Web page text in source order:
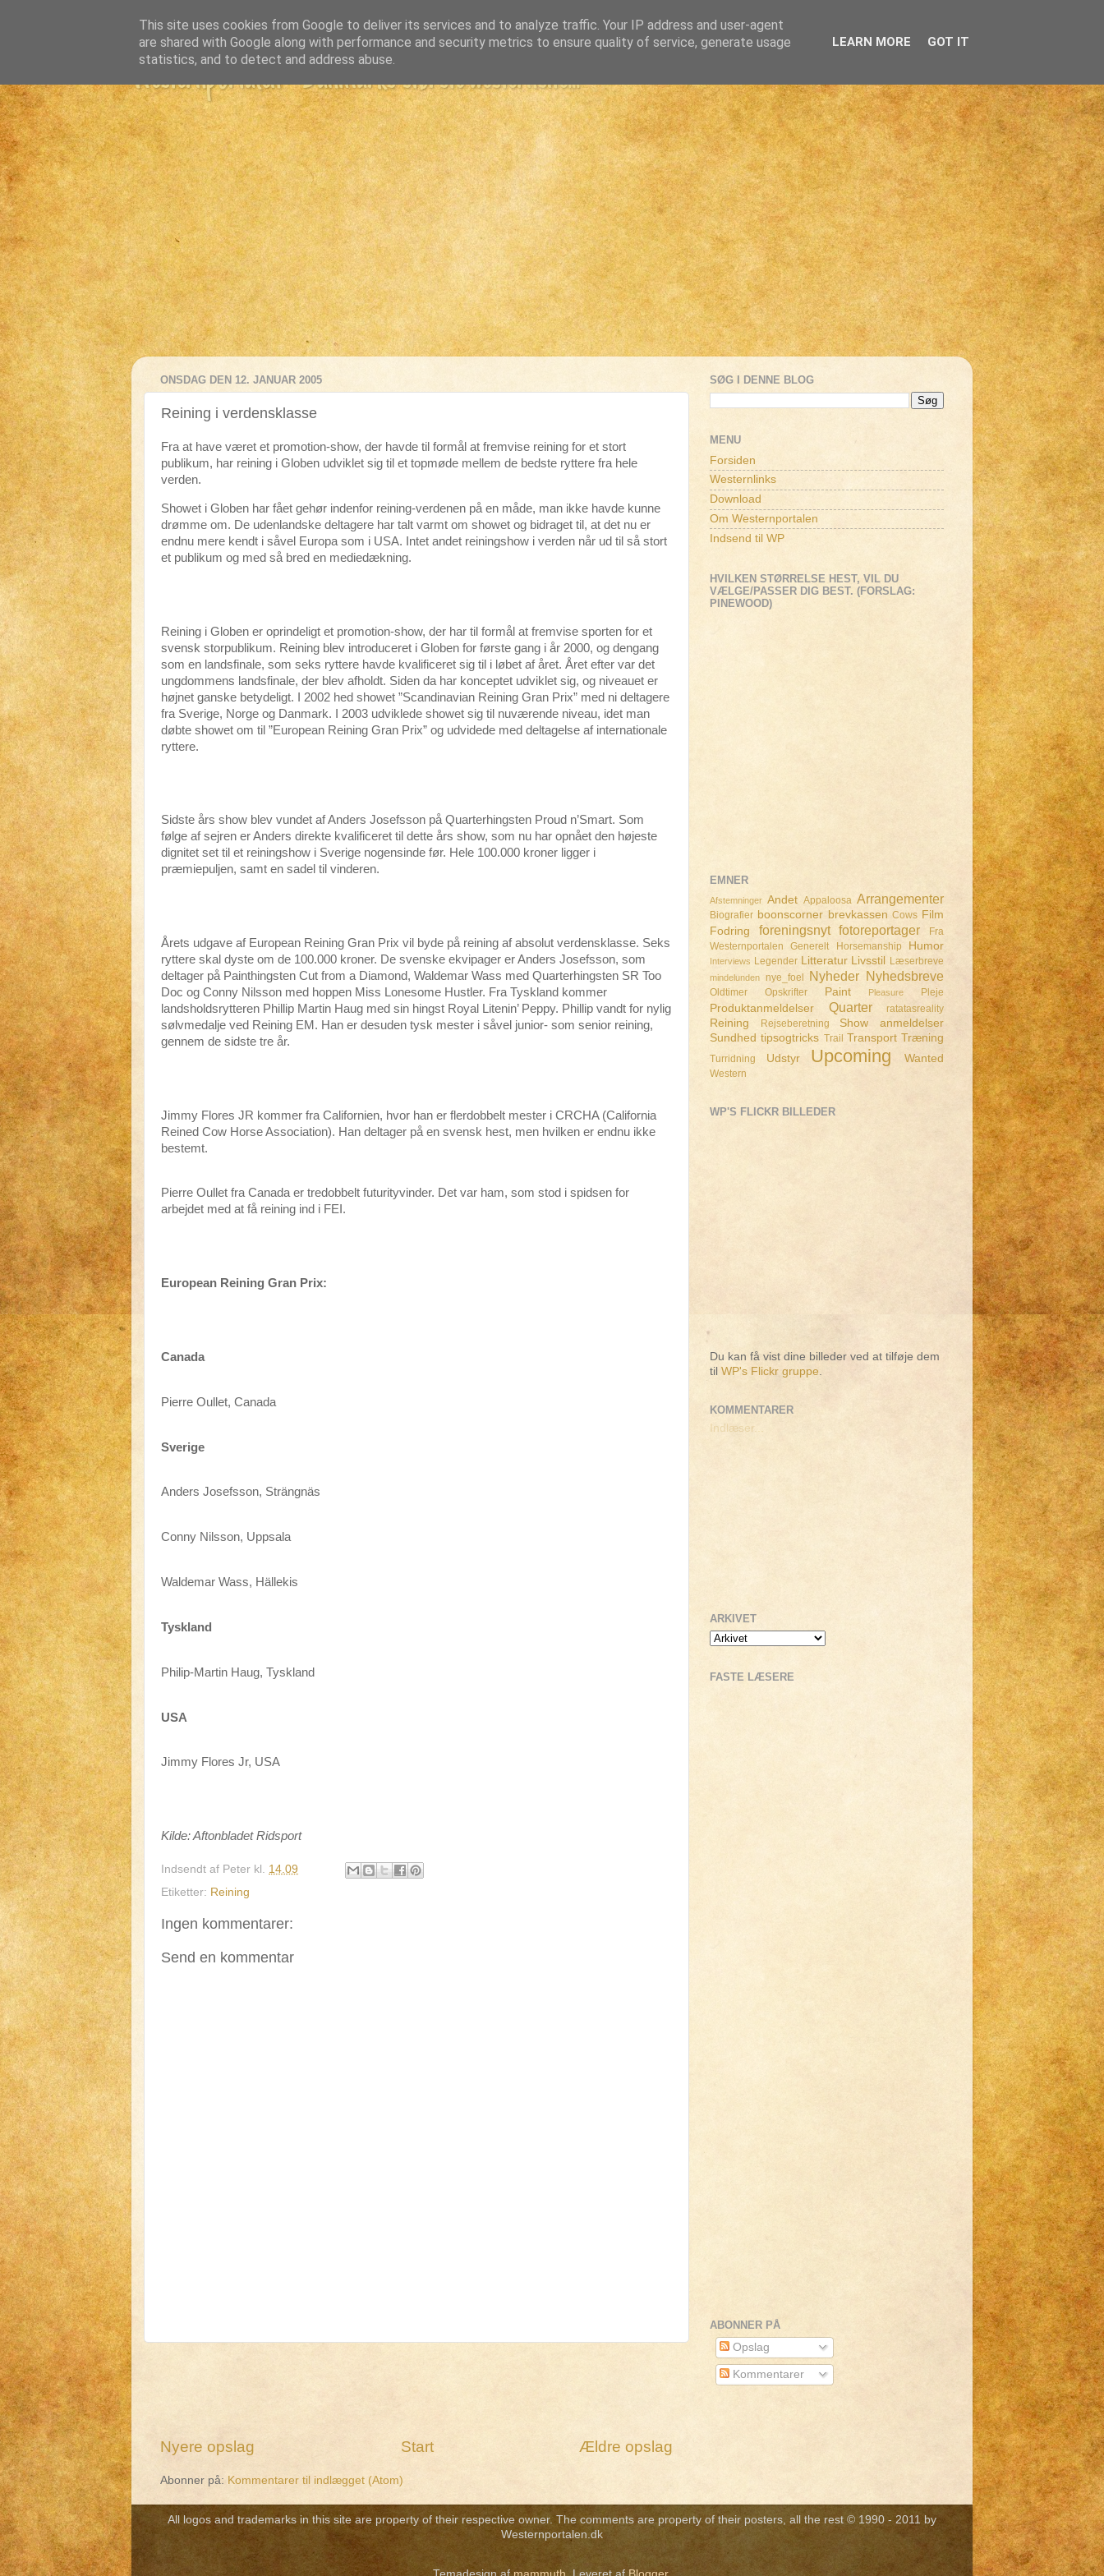
Westernportalen - Danmarks største westernsite...
ONSDAG DEN 12. JANUAR 2005
Reining i verdensklasse
Fra at have været et promotion-show, der havde til formål at fremvise reining for et stort
publikum, har reining i Globen udviklet sig til et topmøde mellem de bedste ryttere fra hele
verden.
Showet i Globen har fået gehør indenfor reining-verdenen på en måde, man ikke havde kunne
drømme om. De udenlandske deltagere har talt varmt om showet og bidraget til, at det nu er
endnu mere kendt i såvel Europa som i USA. Intet andet reiningshow i verden når ud til så stort
et publikum og med så bred en mediedækning.
Reining i Globen er oprindeligt et promotion-show, der har til formål at fremvise sporten for et
svensk storpublikum. Reining blev introduceret i Globen for første gang i år 2000, og dengang
som en landsfinale, som seks ryttere havde kvalificeret sig til i løbet af året. Året efter var det
ungdommens landsfinale, der blev afholdt. Siden da har konceptet udviklet sig, og niveauet er
højnet ganske betydeligt. I 2002 hed showet ”Scandinavian Reining Gran Prix” med ni deltagere
fra Sverige, Norge og Danmark. I 2003 udviklede showet sig til nuværende niveau, idet man
døbte showet om til ”European Reining Gran Prix” og udvidede med deltagelse af internationale
ryttere.
Sidste års show blev vundet af Anders Josefsson på Quarterhingsten Proud n’Smart. Som
følge af sejren er Anders direkte kvalificeret til dette års show, som nu har opnået den højeste
dignitet set til et reiningshow i Sverige nogensinde før. Hele 100.000 kroner ligger i
præmiepuljen, samt en sadel til vinderen.
Årets udgave af European Reining Gran Prix vil byde på reining af absolut verdensklasse. Seks
ryttere skal dyste om de 100.000 kroner. De svenske ekvipager er Anders Josefsson, som
deltager på Painthingsten Cut from a Diamond, Waldemar Wass med Quarterhingsten SR Too
Doc og Conny Nilsson med hoppen Miss Lonesome Hustler. Fra Tyskland kommer
landsholdsrytteren Phillip Martin Haug med sin hingst Royal Litenin’ Peppy. Phillip vandt for nylig
sølvmedalje ved Reining EM. Han er desuden tysk mester i såvel junior- som senior reining,
gennem de sidste tre år.
Jimmy Flores JR kommer fra Californien, hvor han er flerdobbelt mester i CRCHA (California
Reined Cow Horse Association). Han deltager på en svensk hest, men hvilken er endnu ikke
bestemt.
Pierre Oullet fra Canada er tredobbelt futurityvinder. Det var ham, som stod i spidsen for
arbejdet med at få reining ind i FEI.
European Reining Gran Prix:
Canada
Pierre Oullet, Canada
Sverige
Anders Josefsson, Strängnäs
Conny Nilsson, Uppsala
Waldemar Wass, Hällekis
Tyskland
Philip-Martin Haug, Tyskland
USA
Jimmy Flores Jr, USA
Kilde: Aftonbladet Ridsport
Indsendt af Peter kl. 14.09
Etiketter: Reining
Ingen kommentarer:
Send en kommentar
Nyere opslag Ældre opslag
Start
Abonner på: Kommentarer til indlægget (Atom)
SØG I DENNE BLOG
MENU
Forsiden
Westernlinks
Download
Om Westernportalen
Indsend til WP
HVILKEN STØRRELSE HEST, VIL DU
VÆLGE/PASSER DIG BEST. (FORSLAG:
PINEWOOD)
EMNER
Afstemninger Andet Appaloosa Arrangementer
Biografier boonscorner brevkassen Cows Film
Fodring
foreningsnyt fotoreportager
Fra
Westernportalen
Generelt Horsemanship Humor
Interviews Legender Litteratur Livsstil Læserbreve
mindelunden nye_foel Nyheder Nyhedsbreve
Oldtimer Opskrifter Paint Pleasure Pleje
Produktanmeldelser Quarter ratatasreality
Reining Rejseberetning
Show anmeldelser
Sundhed tipsogtricks Trail Transport Træning
Turridning Udstyr Upcoming Wanted
Western
WP'S FLICKR BILLEDER
Du kan få vist dine billeder ved at tilføje dem
til WP's Flickr gruppe
KOMMENTARER
Indlæser...
ARKIVET
FASTE LÆSERE
ABONNER PÅ
Opslag
Kommentarer
All logos and trademarks in this site are property of their respective owner. The comments are property of their posters, all the rest © 1990 - 2011 by
Westernportalen.dk
This site uses cookies from Google to deliver its services and to analyze traffic. Your IP address and user-agent
are shared with Google along with performance and security metrics to ensure quality of service, generate usage
statistics, and to detect and address abuse.
LEARN MORE GOT IT